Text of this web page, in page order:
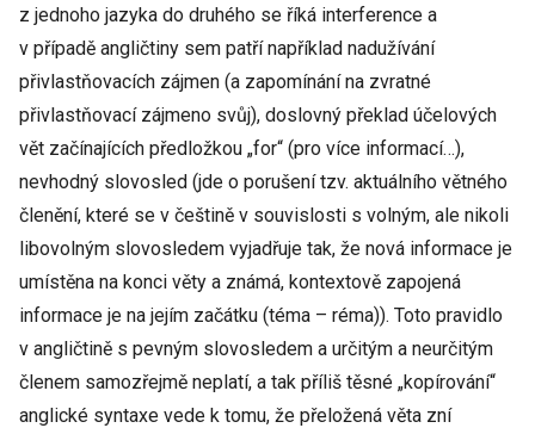
z jednoho jazyka do druhého se říká interference a
v případě angličtiny sem patří například nadužívání
přivlastňovacích zájmen (a zapomínání na zvratné
přivlastňovací zájmeno svůj), doslovný překlad účelových
vět začínajících předložkou „for“ (pro více informací…),
nevhodný slovosled (jde o porušení tzv. aktuálního větného
členění, které se v češtině v souvislosti s volným, ale nikoli
libovolným slovosledem vyjadřuje tak, že nová informace je
umístěna na konci věty a známá, kontextově zapojená
informace je na jejím začátku (téma – réma)). Toto pravidlo
v angličtině s pevným slovosledem a určitým a neurčitým
členem samozřejmě neplatí, a tak příliš těsné „kopírování“
anglické syntaxe vede k tomu, že přeložená věta zní